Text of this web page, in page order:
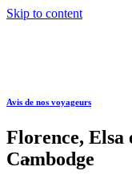
Skip to content
Avis de nos voyageurs
Florence,
Cambodge